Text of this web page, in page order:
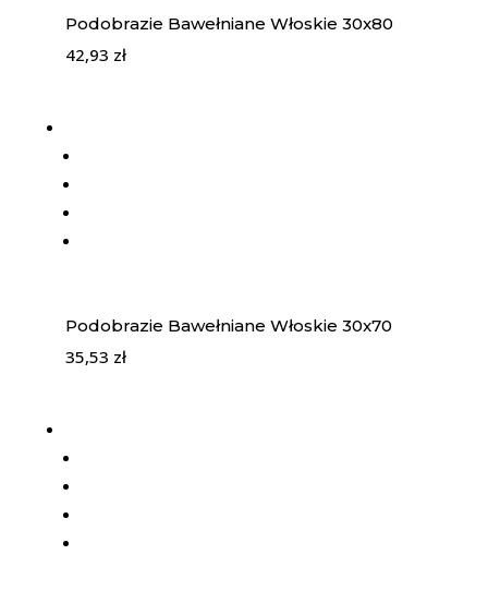
Podobrazie Bawełniane Włoskie 30x80
42,93 zł
Podobrazie Bawełniane Włoskie 30x70
35,53 zł